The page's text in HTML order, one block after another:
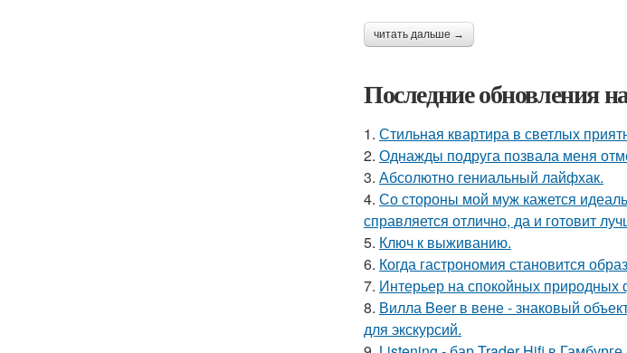
читать дальше →
Последние обновления
1. Стильная квартира в светлых
2. Однажды подруга позвала меня
3. Абсолютно гениальный лайфхак.
4. Со стороны мой муж кажется
справляется отлично, да и готовит
5. Ключ к выживанию.
6. Когда гастрономия становится
7. Интерьер на спокойных природных
8. Вилла Beer в вене - знаковый
для экскурсий.